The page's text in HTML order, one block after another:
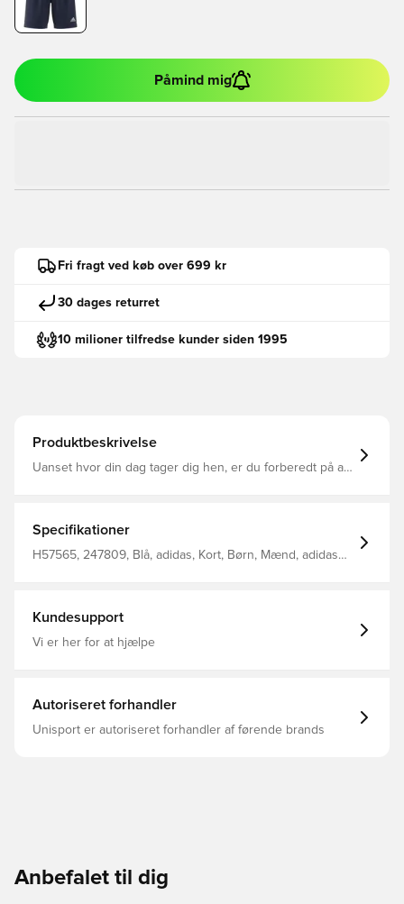
Påmind mig
Fri fragt ved køb over 699 kr
30 dages returret
10 milioner tilfredse kunder siden 1995
Produktbeskrivelse
Uanset hvor din dag tager dig hen, er du forberedt på alt
tætsiddende pasform. Fremstillet i 100% genanvendt
polyester.
Specifikationer
H57565, 247809, Blå, adidas, Kort, Børn, Mænd, adidas
Kundesupport
Vi er her for at hjælpe
Autoriseret forhandler
Unisport er autoriseret forhandler af førende brands
Anbefalet til dig